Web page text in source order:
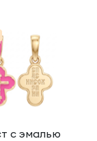
с эмалью